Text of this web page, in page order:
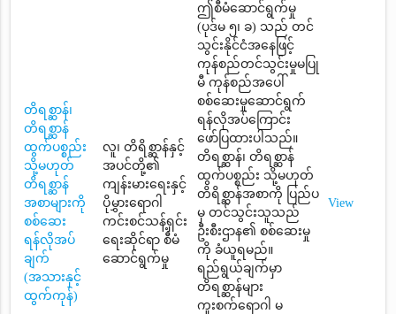
တိရစ္ဆာန်၊
တိရစ္ဆာန်
ထွက်ပစ္စည်း
သို့မဟုတ်
တိရစ္ဆာန်
အစာများကို
စစ်ဆေး
ရန်လိုအပ်
ချက်
(အသားနှင့်
ထွက်ကုန်)
လူ၊ တိရိစ္ဆာန်နှင့်
အပင်တို့၏
ကျန်းမားရေးနှင့်
ပိုမွှားရောဂါ
ကင်းစင်သန့်ရှင်း
ရေးဆိုင်ရာ စီမံ
ဆောင်ရွက်မှု
ဤစီမံဆောင်ရွက်မှု
(ပုဒ်မ ၅၊ ခ) သည် တင်
သွင်းနိုင်ငံအနေဖြင့်
ကုန်စည်တင်သွင်းမှုမပြု
မီ ကုန်စည်အပေါ်
စစ်ဆေးမှုဆောင်ရွက်
ရန်လိုအပ်ကြောင်း
ဖော်ပြထားပါသည်။
တိရစ္ဆာန်၊ တိရစ္ဆာန်
ထွက်ပစ္စည်း သို့မဟုတ်
တိရိစ္ဆာန်အစာကို ပြည်ပ
မှ တင်သွင်းသူသည်
ဦးစီးဌာန၏ စစ်ဆေးမှု
ကို ခံယူရမည်။
ရည်ရွယ်ချက်မှာ
တိရစ္ဆာန်များ
ကူးစက်ရောဂါ မ
View